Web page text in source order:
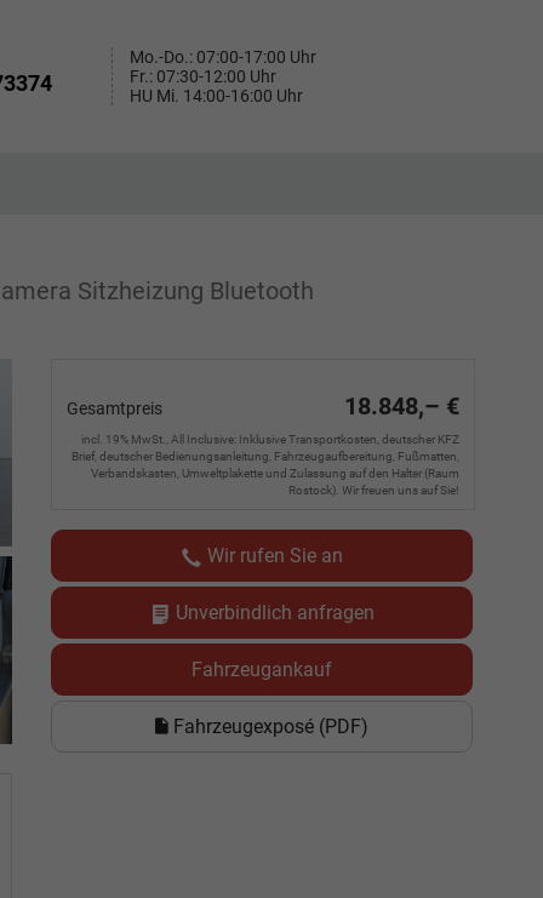
Mo.-Do.: 07:00-17:00 Uhr
Fr.: 07:30-12:00 Uhr
HU Mi. 14:00-16:00 Uhr
Sitzheizung Bluetooth
Gesamtpreis 18.848,– €
incl. 19% MwSt., All Inclusive: Inklusive Transportkosten, deutscher KFZ
Brief, deutscher Bedienungsanleitung, Fahrzeugaufbereitung, Fußmatten,
Verbandskasten, Umweltplakette und Zulassung auf den Halter (Raum
Rostock). Wir freuen uns auf Sie!
Wir rufen Sie an
Unverbindlich anfragen
Fahrzeugankauf
Fahrzeugexposé (PDF)